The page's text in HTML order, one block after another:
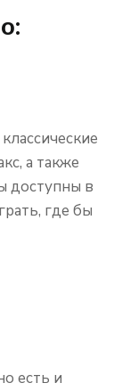
а также
доступны в
где бы
есть и